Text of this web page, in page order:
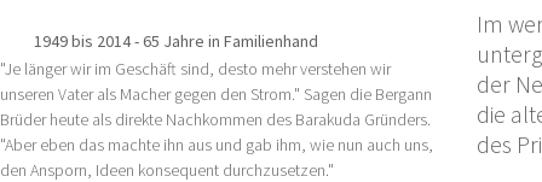
1949 bis 2014 - 65 Jahre in Familienhand
"Je länger wir im Geschäft sind, desto mehr verstehen wir
unseren Vater als Macher gegen den Strom." Sagen die Bergann
Brüder heute als direkte Nachkommen des Barakuda Gründers.
"Aber eben das machte ihn aus und gab ihm, wie nun auch uns,
den Ansporn, Ideen konsequent durchzusetzen."
Im
der
die
des